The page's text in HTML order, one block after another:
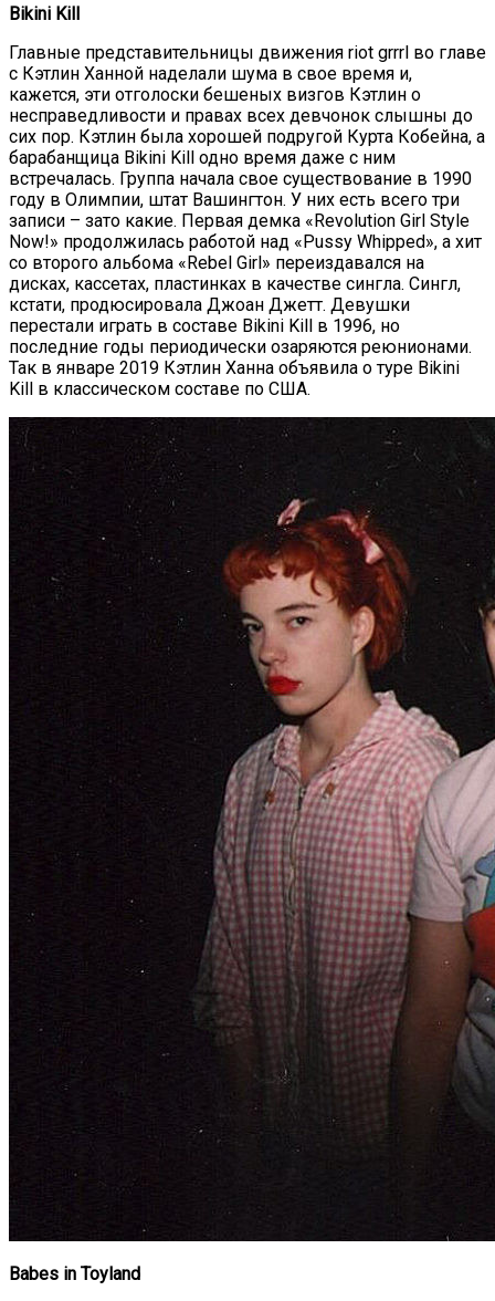
Bikini Kill
Главные представительницы движения riot grrrl во главе
с Кэтлин Ханной наделали шума в свое время и,
кажется, эти отголоски бешеных визгов Кэтлин о
несправедливости и правах всех девчонок слышны до
сих пор. Кэтлин была хорошей подругой Курта Кобейна, а
барабанщица Bikini Kill одно время даже с ним
встречалась. Группа начала свое существование в 1990
году в Олимпии, штат Вашингтон. У них есть всего три
записи – зато какие. Первая демка «Revolution Girl Style
Now!» продолжилась работой над «Pussy Whipped», а хит
со второго альбома «Rebel Girl» переиздавался на
дисках, кассетах, пластинках в качестве сингла. Сингл,
кстати, продюсировала Джоан Джетт. Девушки
перестали играть в составе Bikini Kill в 1996, но
последние годы периодически озаряются реюнионами.
Так в январе 2019 Кэтлин Ханна объявила о туре Bikini
Kill в классическом составе по США.
Babes in Toyland